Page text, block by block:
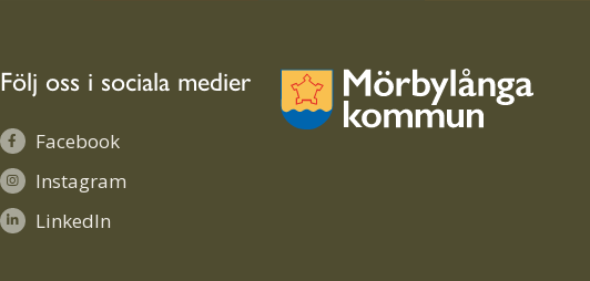
Följ oss i sociala medier
Facebook
Instagram
LinkedIn